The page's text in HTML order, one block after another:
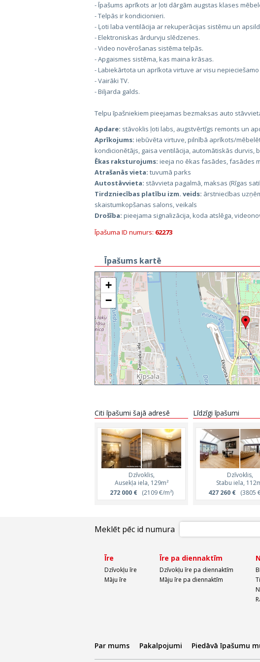
- Īpašums aprīkots ar ļoti dārgām augstas klases
- Telpās ir kondicionieri.
- Ļoti laba ventilācija ar rekuperācijas sistēmu un
- Elektroniskas ārdurvju slēdzenes.
- Video novērošanas sistēma telpās.
- Apgaismes sistēma, kas maina krāsas.
- Labiekārtota un aprīkota virtuve ar visu
- Vairāki TV.
- Biljarda galds.
Telpu īpašniekiem pieejamas bezmaksas auto
Apdare: stāvoklis ļoti labs, augstvērtīgs remonts un
Aprīkojums: iebūvēta virtuve, pilnībā aprīkots/
kondicionētājs, gaisa ventilācija, automātiskās durvis,
Ēkas raksturojums: ieeja no ēkas fasādes, fasādes
Atrašanās vieta: tuvumā parks
Autostāvvieta: stāvvieta pagalmā, maksas (Rīgas
Tirdzniecības platību izm. veids: ārstniecības
skaistumkopšanas salons, veikals
Drošība: pieejama signalizācija, koda atslēga,
Īpašuma ID numurs: 62273
Īpašums kartē
+
−
Citi īpašumi šajā adresē
Dzīvoklis,
Ausekļa iela, 129m²
272 000 €(2109 €/m²)
Līdzīgi īpašumi
Dzīvoklis,
Stabu iela,
427 260 €(3805
Meklēt pēc id numura
Īre
Dzīvokļu īre
Māju īre
Īre pa diennaktīm
Dzīvokļu īre pa diennaktīm
Māju īre pa diennaktīm
Par mums Pakalpojumi Piedāvā īpašumu